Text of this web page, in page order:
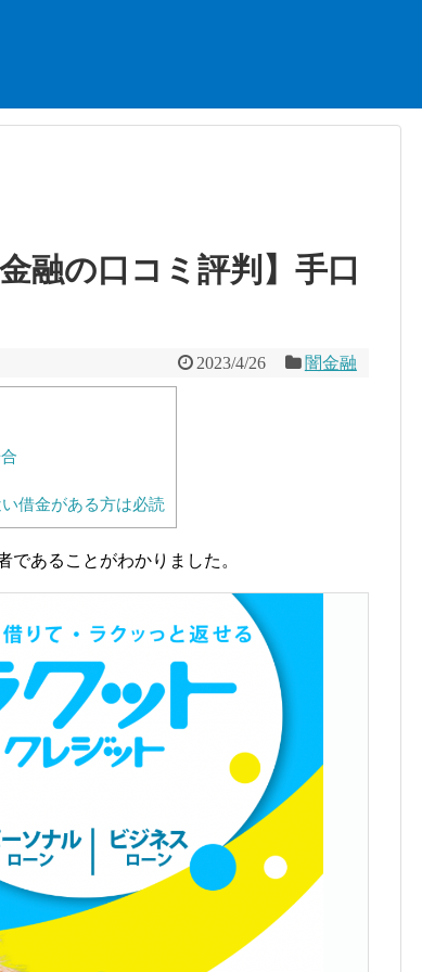
融の口コミ評判】手口
2023/4/26 闇金融
借金がある方は必読
あることがわかりました。